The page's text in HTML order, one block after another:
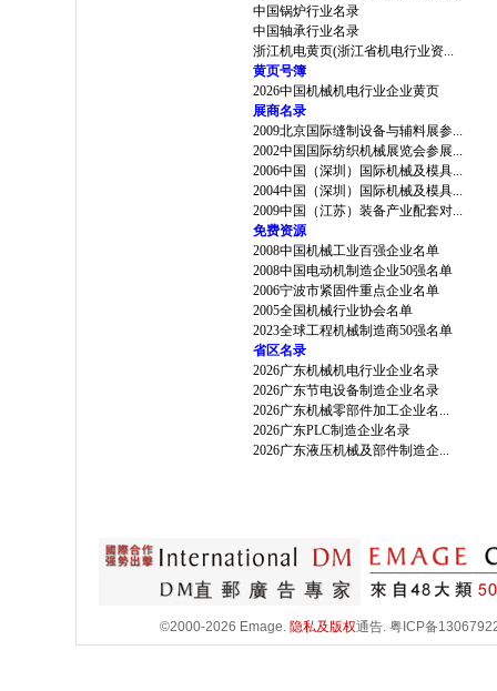
中国锅炉行业名录
中国轴承行业名录
浙江机电黄页(浙江省机电行业资...
黄页号簿
2026中国机械机电行业企业黄页
展商名录
2009北京国际缝制设备与辅料展参...
2002中国国际纺织机械展览会参展...
2006中国（深圳）国际机械及模具...
2004中国（深圳）国际机械及模具...
2009中国（江苏）装备产业配套对...
免费资源
2008中国机械工业百强企业名单
2008中国电动机制造企业50强名单
2006宁波市紧固件重点企业名单
2005全国机械行业协会名单
2023全球工程机械制造商50强名单
省区名录
2026广东机械机电行业企业名录
2026广东节电设备制造企业名录
2026广东机械零部件加工企业名...
2026广东PLC制造企业名录
2026广东液压机械及部件制造企...
©2000-2026 Emage. 隐私及版权通告. 粤ICP备